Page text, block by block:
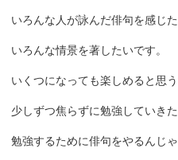
いろんな人が詠んだ俳句を感じた
いろんな情景を著したいです。
いくつになっても楽しめると思う
少しずつ焦らずに勉強していきた
勉強するために俳句をやるんじゃ